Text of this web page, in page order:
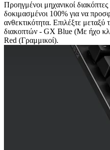
Προηγμένοι μηχανικοί
δοκιμασμένοι 100% για να
ανθεκτικότητα. Επιλέξτε
διακοπτών - GX Blue (Με ήχο
Red (Γραμμικοί).